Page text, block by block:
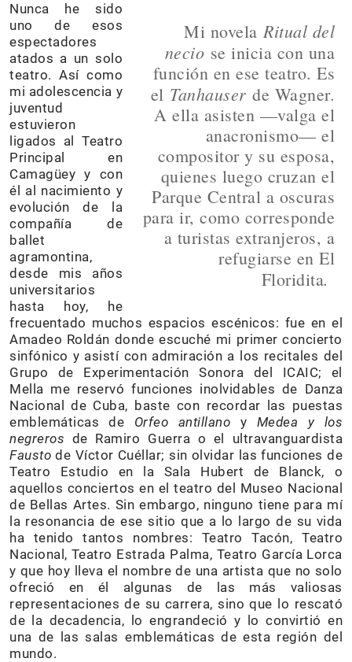
Mi novela Ritual del
necio se inicia con una
función en ese teatro. Es
el Tanhauser de Wagner.
A ella asisten —valga el
anacronismo— el
compositor y su esposa,
quienes luego cruzan el
Parque Central a oscuras
para ir, como corresponde
a turistas extranjeros, a
refugiarse en El
Floridita.
Nunca he sido
uno de esos
espectadores
atados a un solo
teatro. Así como
mi adolescencia y
juventud
estuvieron
ligados al Teatro
Principal en
Camagüey y con
él al nacimiento y
evolución de la
compañía de
ballet
agramontina,
desde mis años
universitarios
hasta hoy, he
frecuentado muchos espacios escénicos: fue en el
Amadeo Roldán donde escuché mi primer concierto
sinfónico y asistí con admiración a los recitales del
Grupo de Experimentación Sonora del ICAIC; el
Mella me reservó funciones inolvidables de Danza
Nacional de Cuba, baste con recordar las puestas
emblemáticas de Orfeo antillano y Medea y los
negreros de Ramiro Guerra o el ultravanguardista
Fausto de Víctor Cuéllar; sin olvidar las funciones de
Teatro Estudio en la Sala Hubert de Blanck, o
aquellos conciertos en el teatro del Museo Nacional
de Bellas Artes. Sin embargo, ninguno tiene para mí
la resonancia de ese sitio que a lo largo de su vida
ha tenido tantos nombres: Teatro Tacón, Teatro
Nacional, Teatro Estrada Palma, Teatro García Lorca
y que hoy lleva el nombre de una artista que no solo
ofreció en él algunas de las más valiosas
representaciones de su carrera, sino que lo rescató
de la decadencia, lo engrandeció y lo convirtió en
una de las salas emblemáticas de esta región del
mundo.